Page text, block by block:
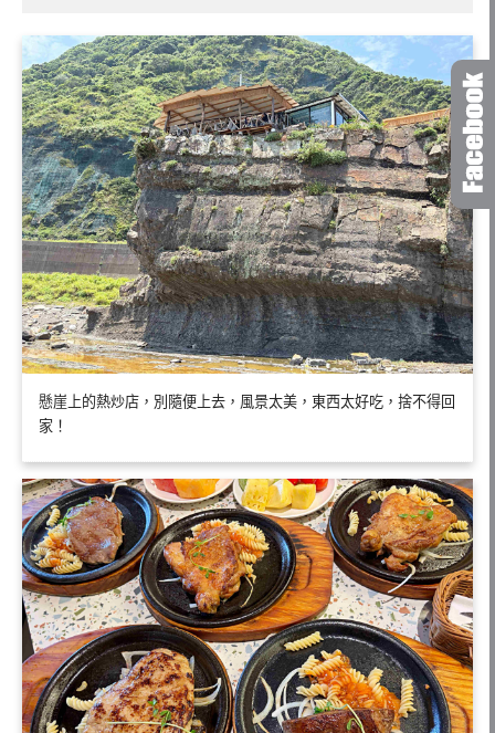
懸崖上的熱炒店，別隨便上去，風景太美，東西太好吃，捨不得回
家！